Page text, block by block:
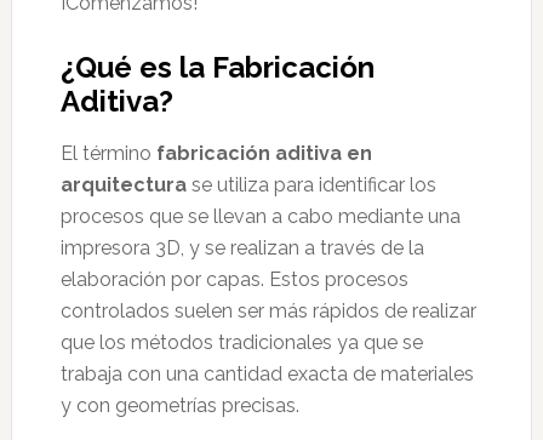
¿Qué es la Fabricación
Aditiva?
El término fabricación aditiva en
arquitecturase utiliza para identificar los
procesos que se llevan a cabo mediante una
impresora 3D, y se realizan a través de la
elaboración por capas. Estos procesos
controlados suelen ser más rápidos de realizar
que los métodos tradicionales ya que se
trabaja con una cantidad exacta de materiales
y con geometrías precisas.